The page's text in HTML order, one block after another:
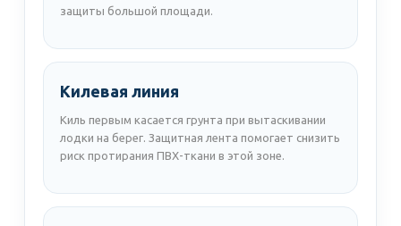
защиты большой площади.
Килевая линия
Киль первым касается грунта при вытаскивании
лодки на берег. Защитная лента помогает снизить
риск протирания ПВХ-ткани в этой зоне.